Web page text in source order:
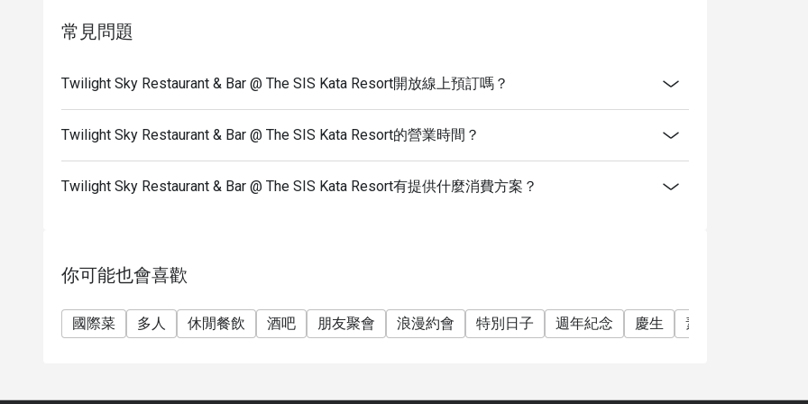
------------------------------------------------------------------
** Please note that the discount is not applicable to the recommended menu on this date.
Time: 06:40 PM-01:00AM
常見問題
Twilight Sky Restaurant & Bar @ The SIS Kata Resort開放線上預訂嗎？
Twilight Sky Restaurant & Bar @ The SIS Kata Resort的營業時間？
Twilight Sky Restaurant & Bar @ The SIS Kata Resort有提供什麼消費方案？
你可能也會喜歡
國際菜 多人 休閒餐飲 酒吧 朋友聚會 浪漫約會 特別日子 週年紀念 慶生 素食友善